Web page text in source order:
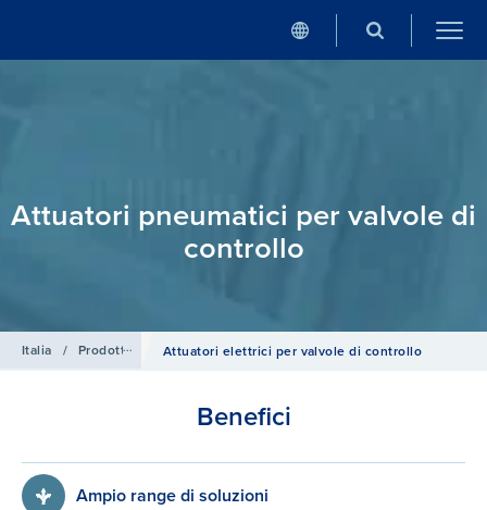
Attuatori pneumatici per valvole di
controllo
Italia / Prodotti Valvole di controllo, di regolazione e di sicurezza
Attuatori elettrici per valvole di controllo
Benefici
Ampio range di soluzioni